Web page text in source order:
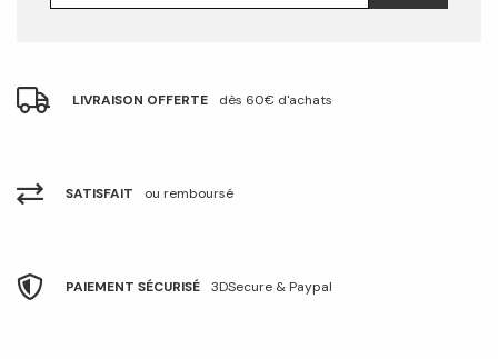
LIVRAISON OFFERTE dès 60€ d'achats
SATISFAIT ou remboursé
PAIEMENT SÉCURISÉ 3DSecure & Paypal